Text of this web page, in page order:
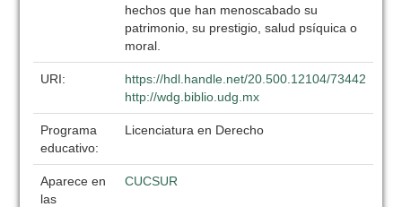
hechos que han menoscabado su
patrimonio, su prestigio, salud psíquica o
moral.
URI:
https://hdl.handle.net/20.500.12104/73442
http://wdg.biblio.udg.mx
Programa
educativo:
Licenciatura en Derecho
Aparece en
las
CUCSUR